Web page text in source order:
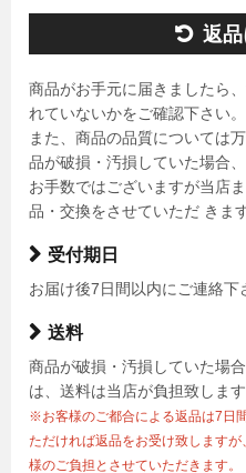
返
商品がお手元に届きましたら
れていないかをご確認下さい。
また、商品の品質については
品が破損・汚損していた場合
お手数ではございますが当店
品・交換をさせていただ きます
受付期日
お届け後7日間以内にご連絡下
送料
商品が破損・汚損していた場
は、送料は当店が負担致します
※お客様のご都合による返品は7日
ただければ返品をお受け致します
様のご負担とさせていただきます。